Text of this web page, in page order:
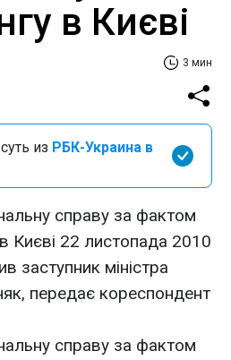
в Києві
3 мин
из РБК-Украина в
справу за фактом
Києві 22 листопада 2010
заступник міністра
передає кореспондент
справу за фактом